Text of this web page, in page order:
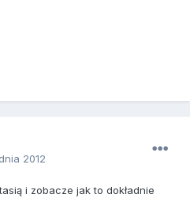
2012
i zobacze jak to dokładnie